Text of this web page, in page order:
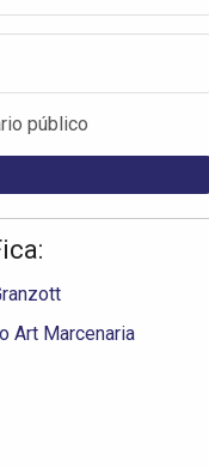
público
Art Marcenaria